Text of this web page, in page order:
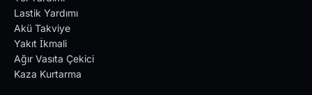
Lastik Yardımı
Akü Takviye
Yakıt İkmali
Ağır Vasıta Çekici
Kaza Kurtarma